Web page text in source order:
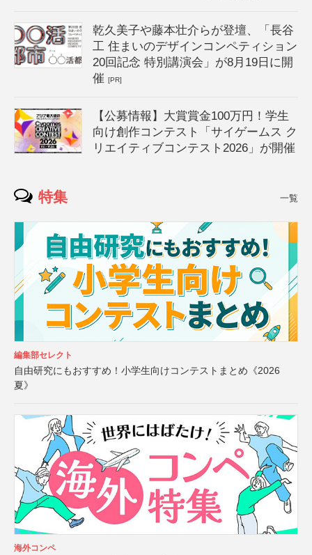
乾久美子や藤本壮介らが登壇、「長谷
工 住まいのデザインコンペティション
20回記念 特別講演会」が8月19日に開
催[PR]
【公募情報】大賞賞金100万円！学生
向け創作コンテスト「サイゲームス ク
リエイティブコンテスト2026」が開催
特集 一覧
編集部セレクト
自由研究にもおすすめ！小学生向けコンテストまとめ《2026
夏》
海外コンペ